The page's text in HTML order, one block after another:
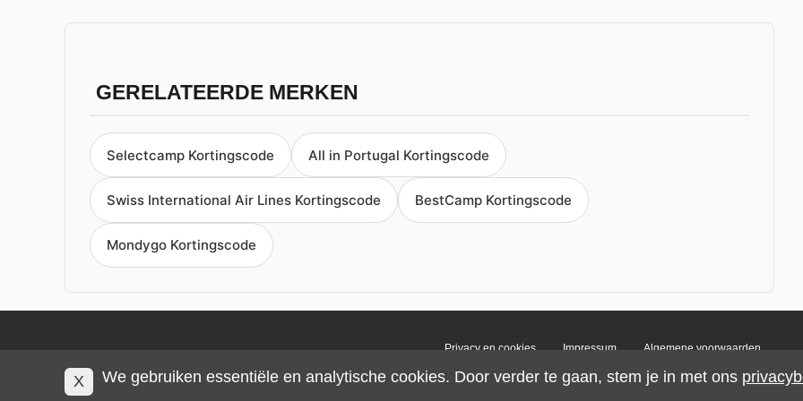
GERELATEERDE MERKEN
Selectcamp Kortingscode All in Portugal Kortingscode
Swiss International Air Lines Kortingscode BestCamp Kortingscode
Mondygo Kortingscode
Privacy en cookies Impressum Algemene voorwaarden
X We gebruiken essentiële en analytische cookies. Door verder te gaan, stem je in met ons